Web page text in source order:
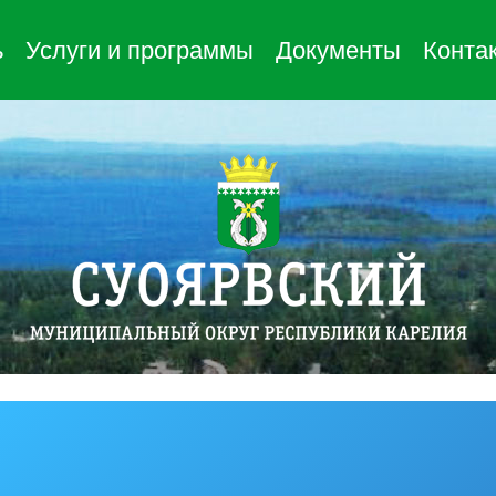
Услуги и программы Документы